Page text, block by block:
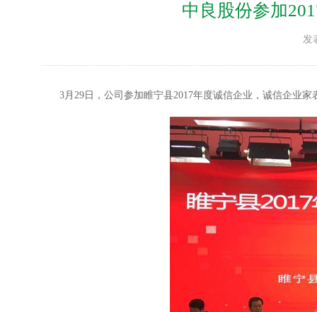
中良股份参加
发
3月29日，公司参加睢宁县2017年度诚信企业，诚信企业家